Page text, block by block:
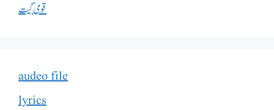
قومی گیت
audeo file
lyrics